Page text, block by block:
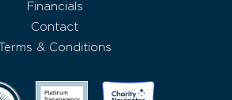
Financials
Contact
Terms & Conditions